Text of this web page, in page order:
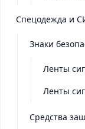
Спецодежда и
Знаки
Ленты
Ленты
Средства